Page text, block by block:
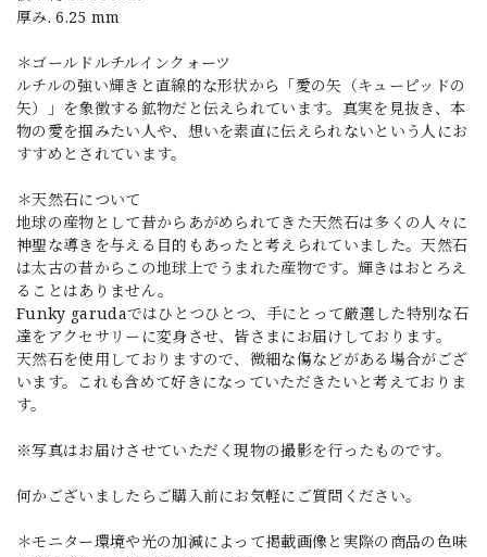
厚み. 6.25 mm
＊ゴールドルチルインクォーツ
ルチルの強い輝きと直線的な形状から「愛の矢（キューピッドの
矢）」を象徴する鉱物だと伝えられています。真実を見抜き、本
物の愛を掴みたい人や、想いを素直に伝えられないという人にお
すすめとされています。
＊天然石について
地球の産物として昔からあがめられてきた天然石は多くの人々に
神聖な導きを与える目的もあったと考えられていました。天然石
は太古の昔からこの地球上でうまれた産物です。輝きはおとろえ
ることはありません。
Funky garudaではひとつひとつ、手にとって厳選した特別な石
達をアクセサリーに変身させ、皆さまにお届けしております。
天然石を使用しておりますので、微細な傷などがある場合がござ
います。これも含めて好きになっていただきたいと考えておりま
す。
※写真はお届けさせていただく現物の撮影を行ったものです。
何かございましたらご購入前にお気軽にご質問ください。
＊モニター環境や光の加減によって掲載画像と実際の商品の色味